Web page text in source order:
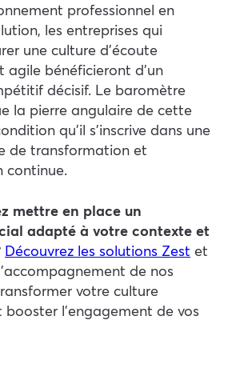
professionnel en
les entreprises qui
une culture d’écoute
agile bénéficieront d’un
décisif. Le baromètre
la pierre angulaire de cette
qu’il s’inscrive dans une
de transformation et
continue.
mettre en place un
adapté à votre contexte et
Découvrez les solutions Zest et
de nos
votre culture
booster l’engagement de vos